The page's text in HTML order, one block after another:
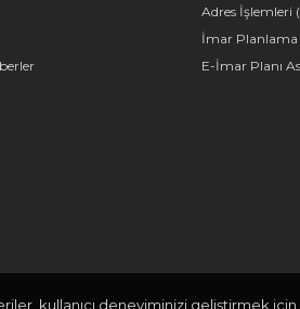
Adres İşlemleri
İmar Planlama
E-İmar Planı
kullanıcı deneyiminizi geliştirmek için